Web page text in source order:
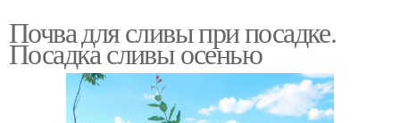
Почва для сливы при посадке.
Посадка сливы осенью